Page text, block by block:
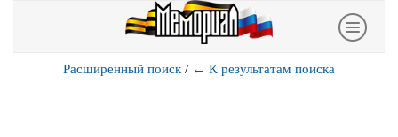
Расширенный поиск / ← К результатам поиска